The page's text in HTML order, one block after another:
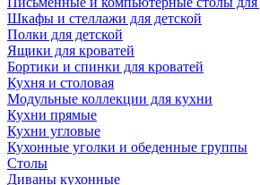
Шкафы и стеллажи для детской
Полки для детской
Ящики для кроватей
Бортики и спинки для кроватей
Кухня и столовая
Модульные коллекции для кухни
Кухни прямые
Кухни угловые
Кухонные уголки и обеденные группы
Столы
Диваны кухонные